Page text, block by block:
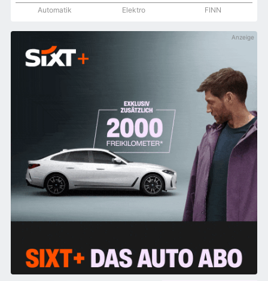
Automatik Elektro FINN